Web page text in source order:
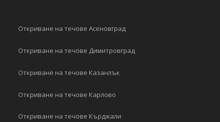
Откриване на течове Асеновград
Откриване на течове Димитровград
Откриване на течове Казанлък
Откриване на течове Карлово
Откриване на течове Кърджали